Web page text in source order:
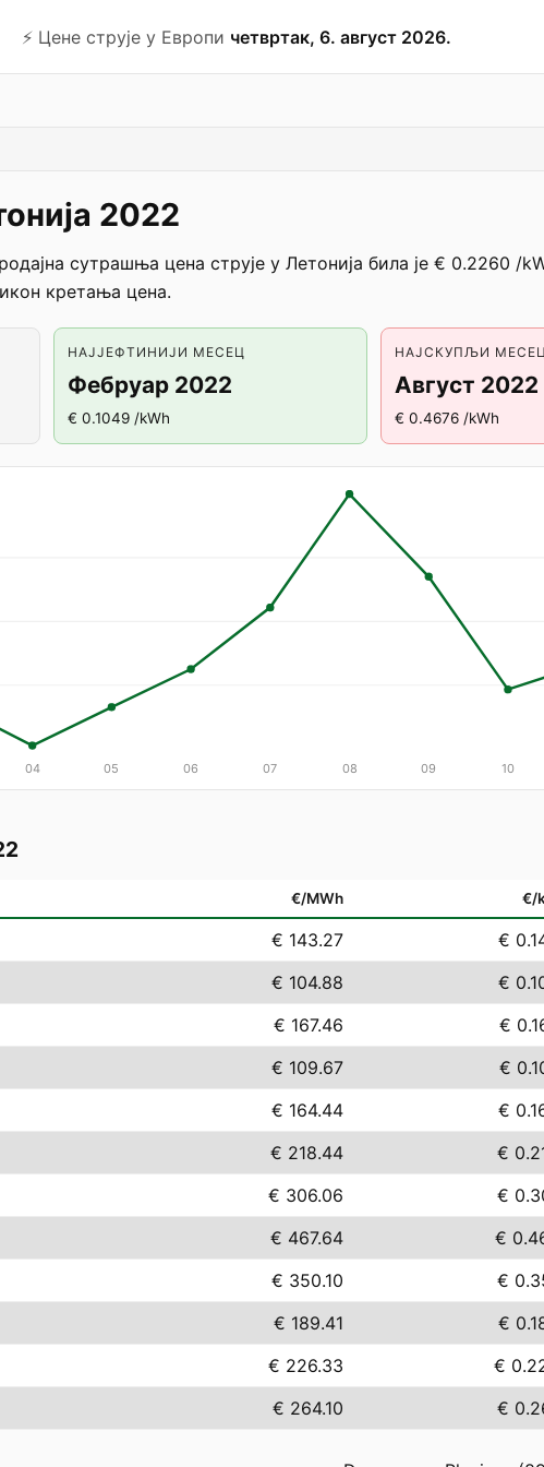
⚡️ Цене струје у Европи четвртак, 6. август 2026.
2022
сутрашња цена струје у Летонија била је € 0.2260 /
кретања цена.
НАЈЈЕФТИНИЈИ МЕСЕЦ
Фебруар 2022
€ 0.1049 /kWh
НАЈСКУПЉИ
Август 2022
€ 0.4676 /kWh
04 05 06 07 08 09 10
€/MWh €/
€ 143.27 €
€ 104.88 €
€ 167.46 €
€ 109.67 €
€ 164.44 €
€ 218.44 €
€ 306.06 €
€ 467.64 €
€ 350.10 €
€ 189.41 €
€ 226.33 €
€ 264.10 €